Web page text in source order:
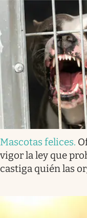
Mascotas felices.
vigor la ley que
castiga quién las